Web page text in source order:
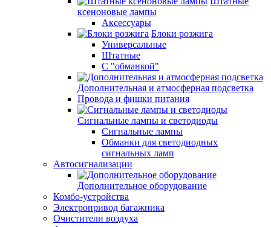
ксеноновые лампы
Аксессуары
Блоки розжига
Универсальные
Штатные
С "обманкой"
Дополнительная и атмосферная подсветка
Провода и фишки питания
Cигнальные лампы и светодиоды
Сигнальные лампы
Обманки для светодиодных
сигнальных ламп
Автосигнализации
Дополнительное оборудование
Комбо-устройства
Электропривод багажника
Очистители воздуха